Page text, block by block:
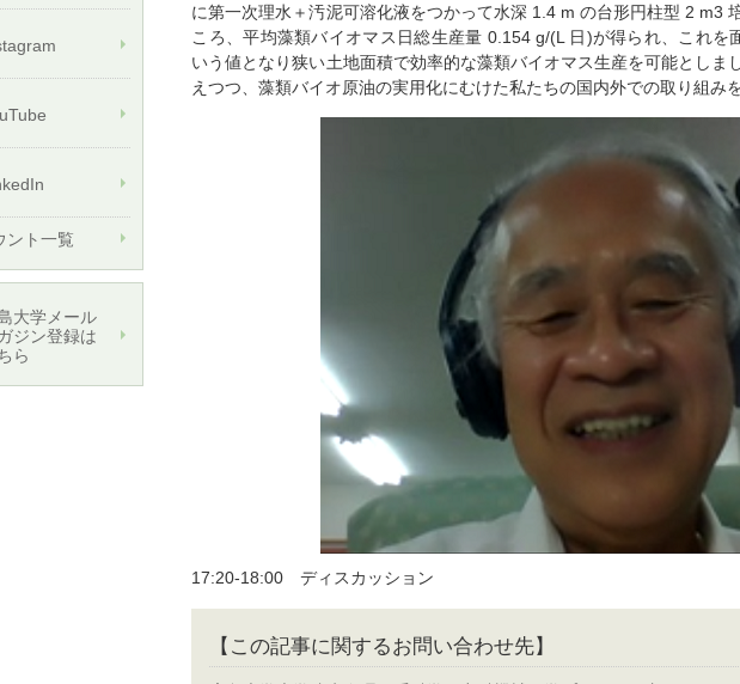
に第一次理水＋汚泥可溶化液をつかって水深 1.4 m の台形円柱型 2 m3
ころ、平均藻類バイオマス日総生産量 0.154 g/(L 日)が得られ、これ
いう値となり狭い土地面積で効率的な藻類バイオマス生産を可能としま
えつつ、藻類バイオ原油の実用化にむけた私たちの国内外での取り組み
17:20-18:00 ディスカッション
【この記事に関するお問い合わせ先】
ント一覧
大学メール
ジン登録は
ら